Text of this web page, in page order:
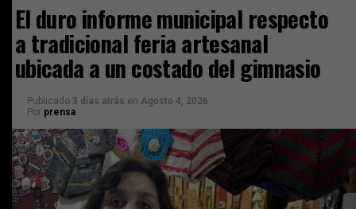
El duro informe municipal respecto
a tradicional feria artesanal
ubicada a un costado del gimnasio
Publicado 3 días atrás en Agosto 4, 2026
Por prensa